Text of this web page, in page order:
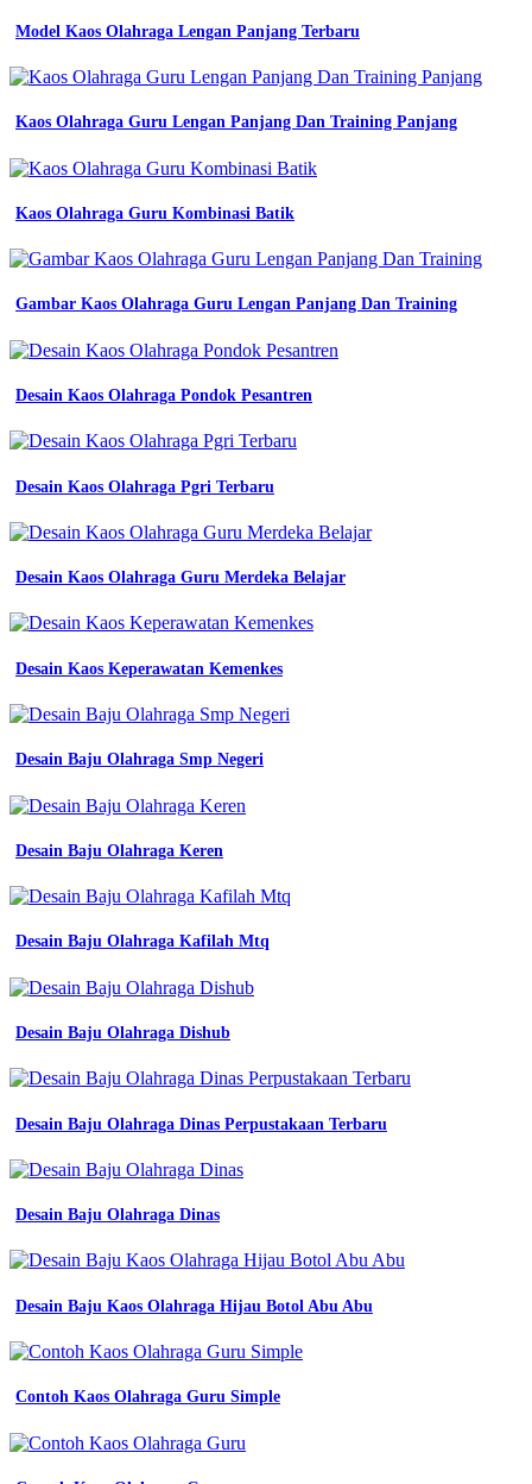
seragam
bengkel
tangerang
baju
seragam
terbaru
dan
harga
toko
kerja
bandung
0822
3332
terlaris
jual
seragam
jakarta
jual
baju
kerja
merah
atasan
safety
k3
biru
dongker
m
seragam
di
kotabi
baju
kerja
seragam
seragam
kantor
seragam
lapangan
lapangan
jual
seragam
merah
Model Kaos Olahraga Lengan Panjang Terbaru
Kaos Olahraga Guru Lengan Panjang Dan Training Panjang
Kaos Olahraga Guru Kombinasi Batik
Gambar Kaos Olahraga Guru Lengan Panjang Dan Training
Desain Kaos Olahraga Pondok Pesantren
Desain Kaos Olahraga Pgri Terbaru
Desain Kaos Olahraga Guru Merdeka Belajar
Desain Kaos Keperawatan Kemenkes
Desain Baju Olahraga Smp Negeri
Desain Baju Olahraga Keren
Desain Baju Olahraga Kafilah Mtq
Desain Baju Olahraga Dishub
Desain Baju Olahraga Dinas Perpustakaan Terbaru
Desain Baju Olahraga Dinas
Desain Baju Kaos Olahraga Hijau Botol Abu Abu
Contoh Kaos Olahraga Guru Simple